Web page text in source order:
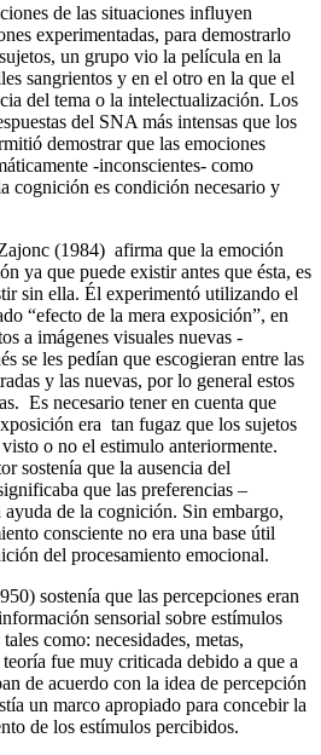
de las situaciones influyen
experimentadas, para demostrarlo
un grupo vio la película en la
sangrientos y en el otro en la que el
del tema o la intelectualización. Los
del SNA más intensas que los
demostrar que las emociones
-inconscientes- como
cognición es condición necesario y
(1984) afirma que la emoción
ya que puede existir antes que ésta, es
sin ella. Él experimentó utilizando el
“efecto de la mera exposición”, en
a imágenes visuales nuevas -
se les pedían que escogieran entre las
y las nuevas, por lo general estos
Es necesario tener en cuenta que
era tan fugaz que los sujetos
o no el estimulo anteriormente.
sostenía que la ausencia del
que las preferencias –
de la cognición. Sin embargo,
consciente no era una base útil
del procesamiento emocional.
sostenía que las percepciones eran
sensorial sobre estímulos
como: necesidades, metas,
fue muy criticada debido a que a
de acuerdo con la idea de percepción
un marco apropiado para concebir la
de los estímulos percibidos.